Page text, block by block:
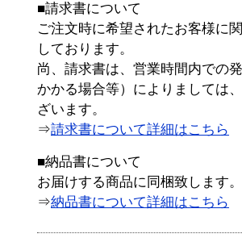
■請求書について
ご注文時に希望されたお客様に
しております。
尚、請求書は、営業時間内での
かかる場合等）によりましては
ざいます。
⇒請求書について詳細はこちら
■納品書について
お届けする商品に同梱致します。
⇒納品書について詳細はこちら